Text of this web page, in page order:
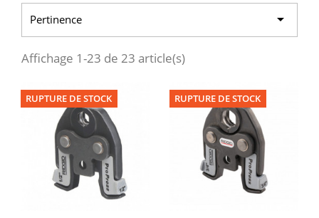
Pertinence 
Affichage 1-23 de 23 article(s)
RUPTURE DE STOCK RUPTURE DE STOCK